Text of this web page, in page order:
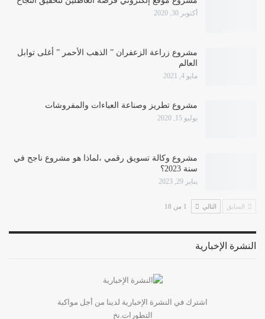
أكتوبر 30, 2020
مشروع زراعة الزعفران ” الذهب الأحمر ” أغلى توابل
العالم
مايو 4, 2021
مشروع تطريز وصناعة العباءات والمفروشات
يوليو 15, 2020
مشروع وكالة تسويق رقمي ،لماذا هو مشروع ناجح في
سنة 2023؟
يناير 29, 2023
السابق التالي 1 من 18
النشرة الإخبارية
اشترك في النشرة الإخبارية لدينا من أجل مواكبة
التطورات.نخ